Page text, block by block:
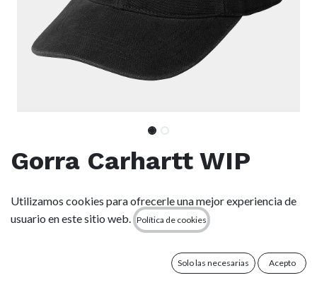
Gorra Carhartt WIP
Canvas - Black/Manta
(0 reseña)
lona de algodón con un panel delantero reforzado. Tiene una
visera curva y firme, así como ojales metálicos de ventilación
Utilizamos cookies para ofrecerle una mejor experiencia de
usuario en este sitio web.
Política de cookies
Solo las necesarias Acepto